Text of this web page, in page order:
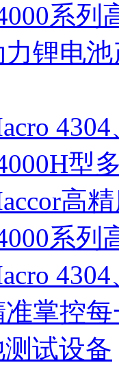
系列
力锂电
型
高
系列
准掌控
试设备